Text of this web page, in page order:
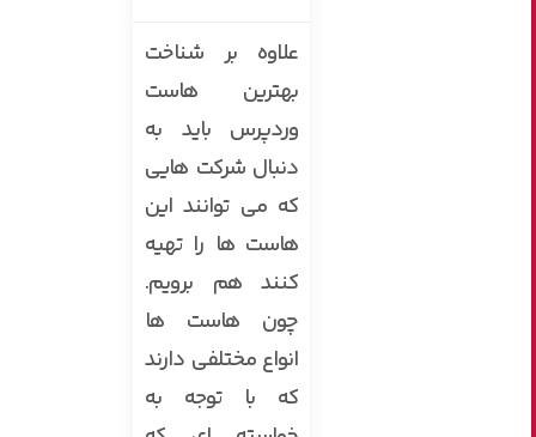
علاوه بر شناخت
بهترین هاست
وردپرس باید به
دنبال شرکت هایی
که می توانند این
هاست ها را تهیه
کنند هم برویم.
چون هاست ها
انواع مختلفی دارند
که با توجه به